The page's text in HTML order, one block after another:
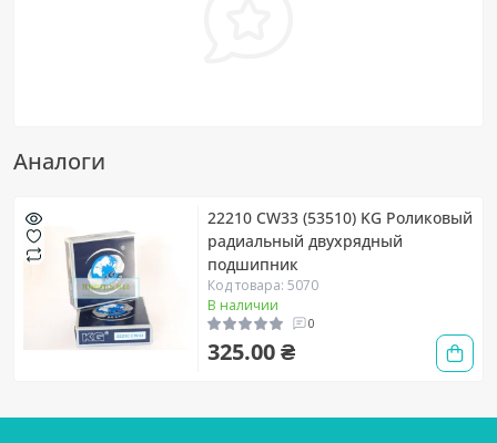
Аналоги
22210 CW33 (53510) KG Роликовый
радиальный двухрядный
подшипник
Код товара: 5070
В наличии
0
325.00 ₴